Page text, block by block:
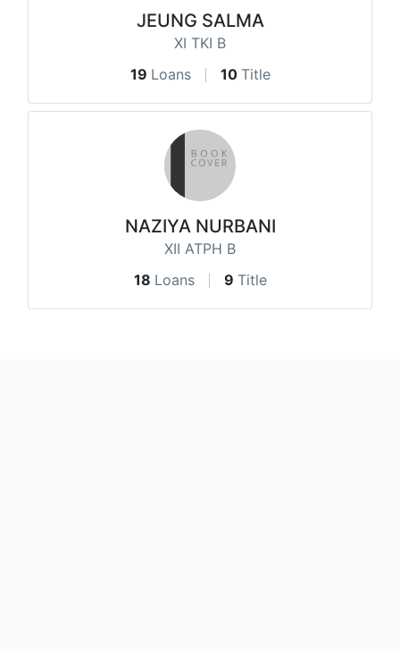
JEUNG SALMA
XI TKI B
19 Loans 10 Title
NAZIYA NURBANI
XII ATPH B
18 Loans 9 Title